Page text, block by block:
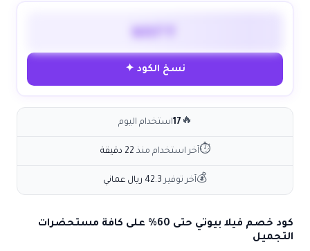
WAFY
نسخ الكود ✦
🔥
17استخدام اليوم
⏱آخر استخدام منذ 22 دقيقة
💰آخر توفير 42.3 ريال عماني
كود خصم فيلا بيوتي حتى 60% على كافة مستحضرات
التجميل